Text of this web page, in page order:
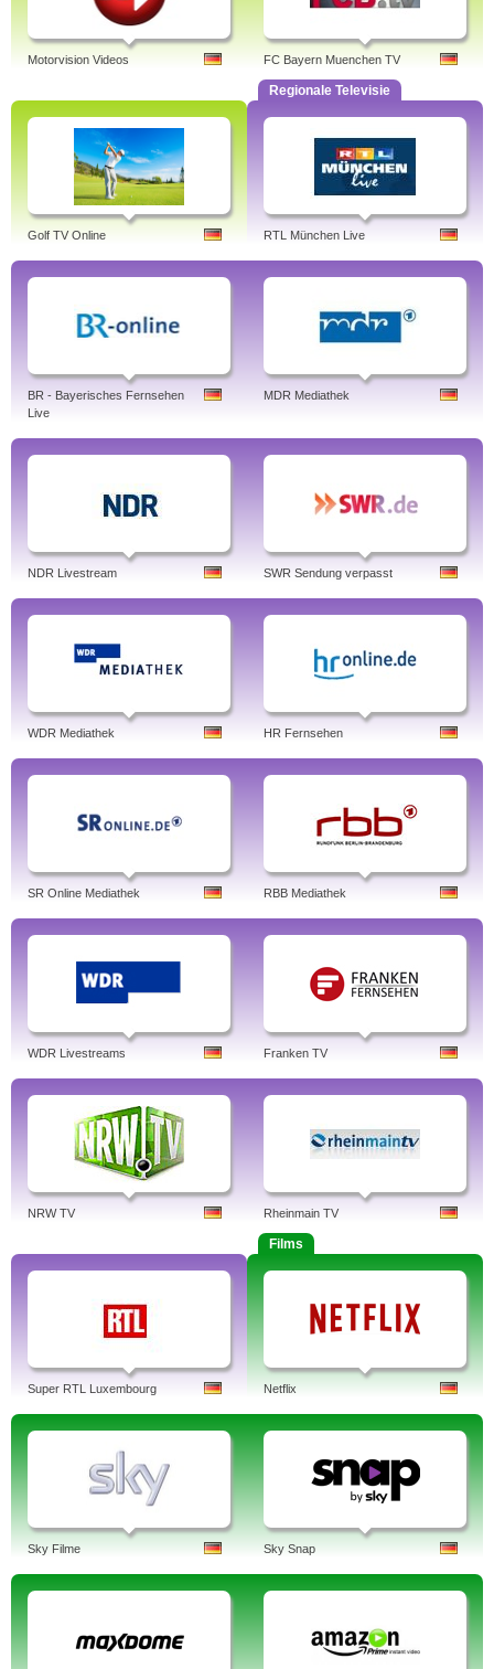
Motorvision Videos FC Bayern Muenchen TV
Golf TV Online
Regionale Televisie
RTL München Live
BR - Bayerisches Fernsehen
Live
MDR Mediathek
NDR Livestream SWR Sendung verpasst
WDR Mediathek HR Fernsehen
SR Online Mediathek RBB Mediathek
WDR Livestreams Franken TV
NRW TV Rheinmain TV
Super RTL Luxembourg
Films
Netflix
Sky Filme Sky Snap